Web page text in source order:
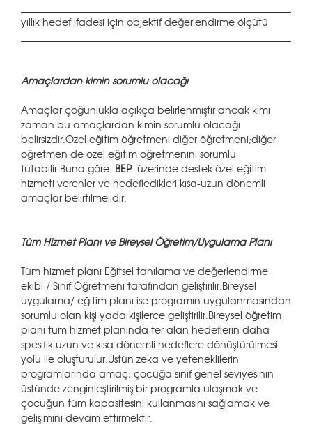
yıllık hedef ifadesi için objektif değerlendirme ölçütü
Amaçlardan kimin sorumlu olacağı
Amaçlar çoğunlukla açıkça belirlenmiştir ancak kimi
zaman bu amaçlardan kimin sorumlu olacağı
belirsizdir.Özel eğitim öğretmeni diğer öğretmeni;diğer
öğretmen de özel eğitim öğretmenini sorumlu
tutabilir.Buna göre BEPüzerinde destek özel eğitim
hizmeti verenler ve hedefledikleri kısa-uzun dönemli
amaçlar belirtilmelidir.
Tüm Hizmet Planı ve Bireysel Öğretim/Uygulama Planı
Tüm hizmet planı Eğitsel tanılama ve değerlendirme
ekibi / Sınıf Öğretmeni tarafından geliştirilir.Bireysel
uygulama/ eğitim planı ise programın uygulanmasından
sorumlu olan kişi yada kişilerce geliştirilir.Bireysel öğretim
planı tüm hizmet planında ter alan hedeflerin daha
spesifik uzun ve kısa dönemli hedeflere dönüştürülmesi
yolu ile oluşturulur.Üstün zeka ve yeteneklilerin
programlarında amaç; çocuğa sınıf genel seviyesinin
üstünde zenginleştirilmiş bir programla ulaşmak ve
çocuğun tüm kapasitesini kullanmasını sağlamak ve
gelişimini devam ettirmektir.